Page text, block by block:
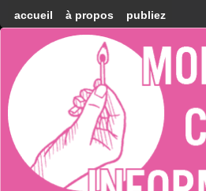
accueil à propos publiez
Montréal
Counter-
information